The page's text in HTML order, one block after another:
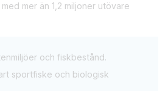
mer än 1,2 miljoner utövare
och fiskbestånd.
sportfiske och biologisk